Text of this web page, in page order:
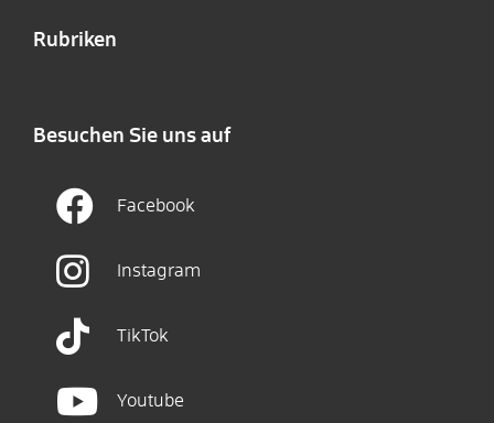
Rubriken
Besuchen Sie uns auf
Facebook
Instagram
TikTok
Youtube